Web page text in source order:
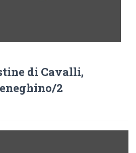
di Cavalli,
2